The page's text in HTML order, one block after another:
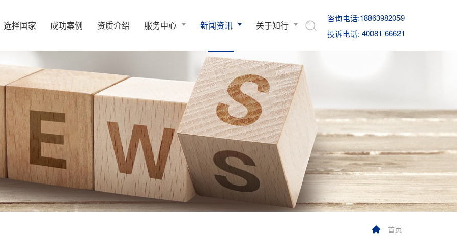
咨询电话:18863982059
投诉电话: 40081-66621
选择国家 成功案例 资质介绍 服务中心 新闻资讯 关于知行
首页